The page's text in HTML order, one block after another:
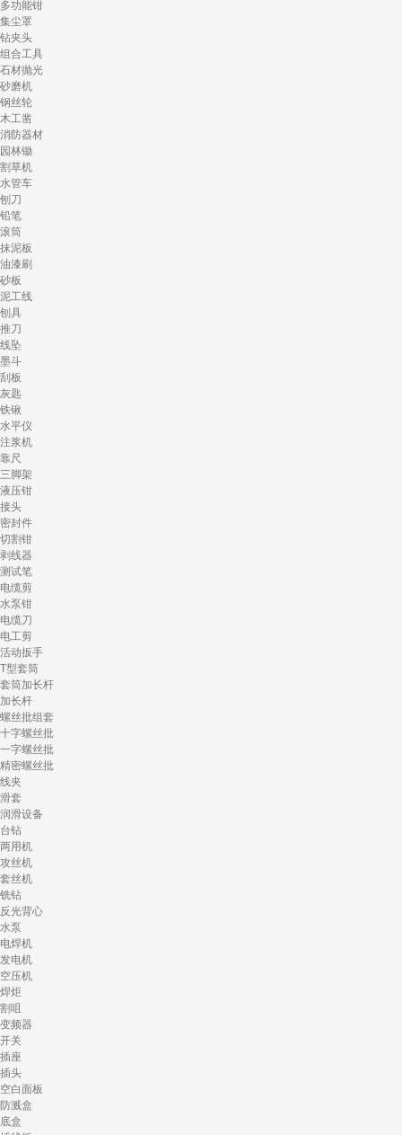
多功能钳
集尘罩
钻夹头
组合工具
石材抛光
砂磨机
钢丝轮
木工凿
消防器材
园林锄
割草机
水管车
刨刀
铅笔
滚筒
抹泥板
油漆刷
砂板
泥工线
刨具
推刀
线坠
墨斗
刮板
灰匙
铁锹
水平仪
注浆机
靠尺
三脚架
液压钳
接头
密封件
切割钳
剥线器
测试笔
电缆剪
水泵钳
电缆刀
电工剪
活动扳手
T型套筒
套筒加长杆
加长杆
螺丝批组套
十字螺丝批
一字螺丝批
精密螺丝批
线夹
滑套
润滑设备
台钻
两用机
攻丝机
套丝机
铣钻
反光背心
水泵
电焊机
发电机
空压机
焊炬
割咀
变频器
开关
插座
插头
空白面板
防溅盒
底盒